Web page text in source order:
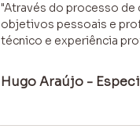
"Através do processo de
objetivos pessoais e
técnico e experiência
Hugo Araújo -